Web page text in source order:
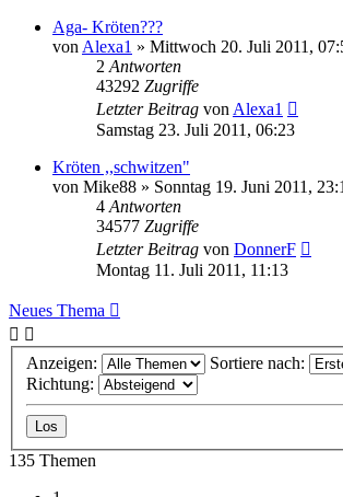
Aga- Kröten???
von Alexa1 » Mittwoch 20. Juli 2011,
2 Antworten
43292 Zugriffe
Letzter Beitrag von Alexa1
Samstag 23. Juli 2011, 06:23
Kröten ,,schwitzen"
von Mike88 » Sonntag 19. Juni 2011,
4 Antworten
34577 Zugriffe
Letzter Beitrag von DonnerF
Montag 11. Juli 2011, 11:13
Neues Thema
Anzeigen:
Sortiere nach:
Richtung:
135 Themen